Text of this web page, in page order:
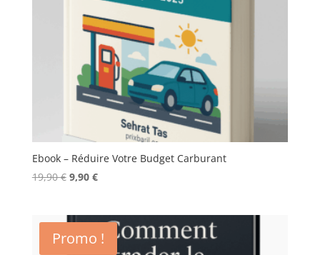
Ebook – Réduire Votre Budget Carburant
19,90€ Le
était :
19,90 €.
9,90 €Le
est :
9,90 €.
Promo !